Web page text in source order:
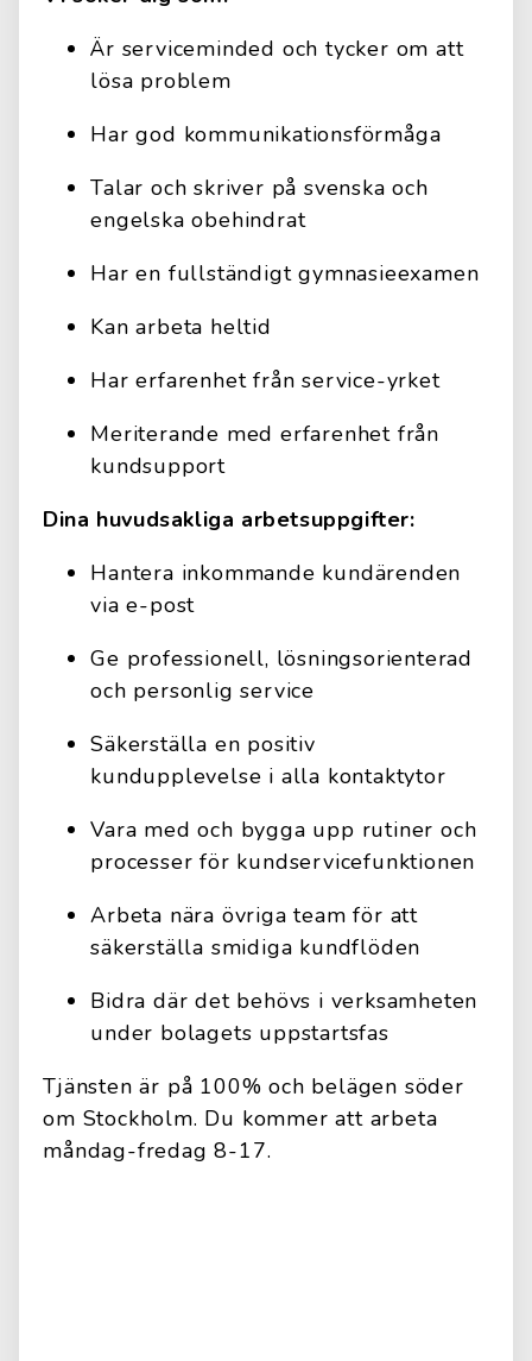
Är serviceminded och tycker om att
lösa problem
Har god kommunikationsförmåga
Talar och skriver på svenska och
engelska obehindrat
Har en fullständigt gymnasieexamen
Kan arbeta heltid
Har erfarenhet från service-yrket
Meriterande med erfarenhet från
kundsupport
Dina huvudsakliga arbetsuppgifter:
Hantera inkommande kundärenden
via e-post
Ge professionell, lösningsorienterad
och personlig service
Säkerställa en positiv
kundupplevelse i alla kontaktytor
Vara med och bygga upp rutiner och
processer för kundservicefunktionen
Arbeta nära övriga team för att
säkerställa smidiga kundflöden
Bidra där det behövs i verksamheten
under bolagets uppstartsfas
Tjänsten är på 100% och belägen söder
om Stockholm. Du kommer att arbeta
måndag-fredag 8-17.